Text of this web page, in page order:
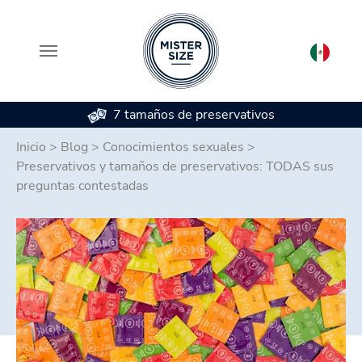
7 tamaños de preservativos
Inicio > Blog > Conocimientos sexuales >
Preservativos y tamaños de preservativos: TODAS sus
preguntas contestadas